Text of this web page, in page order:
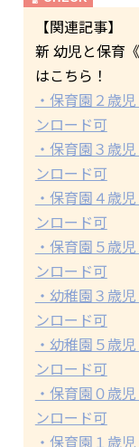
【関連記事】
新 幼児と保育
はこちら！
・保育園２歳
ンロード可
・保育園３歳
ンロード可
・保育園４歳
ンロード可
・保育園５歳
ンロード可
・幼稚園３歳
ンロード可
・幼稚園５歳
ンロード可
・保育園０歳
ンロード可
・保育園１歳